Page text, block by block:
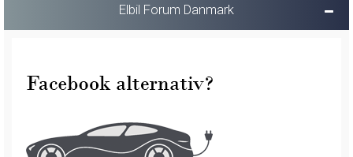
Elbil Forum Danmark